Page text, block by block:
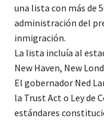
una lista con más de
administración del
inmigración.
La lista incluía al
New Haven, New
El gobernador Ned
la Trust Act o Ley de
estándares